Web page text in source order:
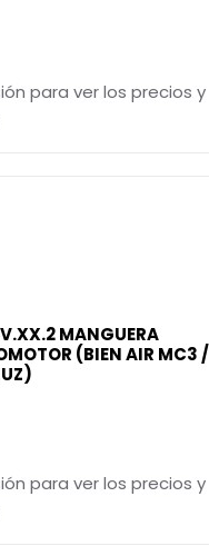
para ver los precios y
MANGUERA
(BIEN AIR MC3 /
para ver los precios y